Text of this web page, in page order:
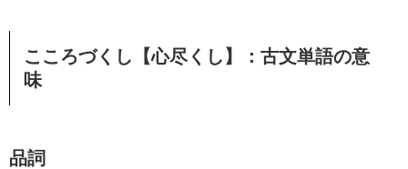
こころづくし【心尽くし】：古文単語の意
味
品詞